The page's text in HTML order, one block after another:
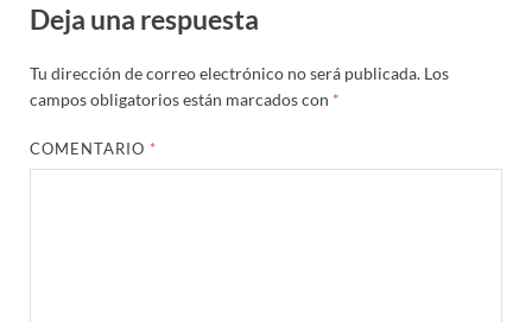
Deja una respuesta
Tu dirección de correo electrónico no será publicada. Los
campos obligatorios están marcados con *
COMENTARIO *